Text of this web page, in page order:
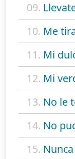
09.
10. Me
11. Mi
12. Mi
13. No le
14. No
15.